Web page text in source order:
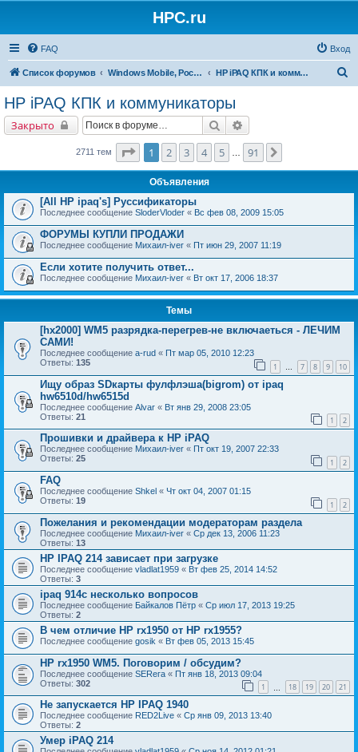
HPC.ru
FAQ Вход
Список форумов Windows Mobile, Pocket PC, MS Smartphone HP iPAQ КПК и коммуникаторы
HP iPAQ КПК и коммуникаторы
Закрыто Поиск
2711 тем Страница1 из
1 2 3 4 5 91
Объявления
[All HP ipaq's] Руссификаторы
Последнее сообщение SloderVloder « Вс фев 08, 2009 15:05
ФОРУМЫ КУПЛИ ПРОДАЖИ
Последнее сообщение Михаил-iver « Пт июн 29, 2007 11:19
Если хотите получить ответ...
Последнее сообщение Михаил-iver « Вт окт 17, 2006 18:37
Темы
[hx2000] WM5 разрядка-перегрев-не включаеться - ЛЕЧИМ
САМИ!
Последнее сообщение a-rud « Пт мар 05, 2010 12:23
Ответы: 135 1 … 7 8 9 10
Ищу образ SDкарты фулфлэша(bigrom) от ipaq
hw6510d/hw6515d
Последнее сообщение Alvar « Вт янв 29, 2008 23:05
Ответы: 21 1 2
Прошивки и драйвера к НР iPAQ
Последнее сообщение Михаил-iver « Пт окт 19, 2007 22:33
Ответы: 25 1 2
FAQ
Последнее сообщение Shkel « Чт окт 04, 2007 01:15
Ответы: 19 1 2
Пожелания и рекомендации модераторам раздела
Последнее сообщение Михаил-iver « Ср дек 13, 2006 11:23
Ответы: 13
HP IPAQ 214 зависает при загрузке
Последнее сообщение vladlat1959 « Вт фев 25, 2014 14:52
Ответы: 3
ipaq 914c несколько вопросов
Последнее сообщение Байкалов Пётр « Ср июл 17, 2013 19:25
Ответы: 2
В чем отличие HP rx1950 от HP rx1955?
Последнее сообщение gosik « Вт фев 05, 2013 15:45
HP rx1950 WM5. Поговорим / обсудим?
Последнее сообщение SERега « Пт янв 18, 2013 09:04
Ответы: 302 1 18 19 20 21
Не запускается HP IPAQ 1940
Последнее сообщение RED2Live « Ср янв 09, 2013 13:40
Ответы: 2
Умер iPAQ 214